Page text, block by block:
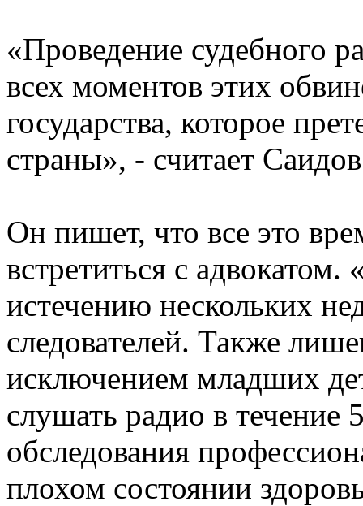
«Проведение судебного
всех моментов этих
государства, которое
страны», - считает
Он пишет, что все это
встретиться с
истечению нескольких
следователей. Также
исключением младших
слушать радио в течение
обследования
плохом состоянии